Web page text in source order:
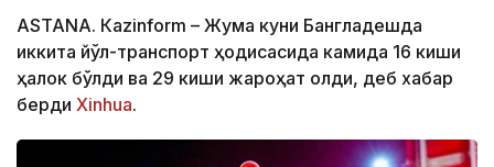
ASTANА. Кazinform – Жума куни Бангладешда
иккита йўл-транспорт ҳодисасида камида 16 киши
ҳалок бўлди ва 29 киши жароҳат олди, деб хабар
берди Xinhua.